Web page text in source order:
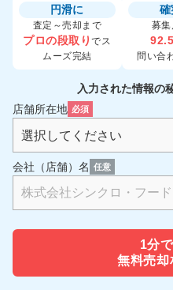
円滑に
査定～売却まで
プロの段取りでス
ムーズ完結
確
募
問い合
入力された情報の
店舗所在地 必須
会社（店舗）名 任意
1分で
無料売却